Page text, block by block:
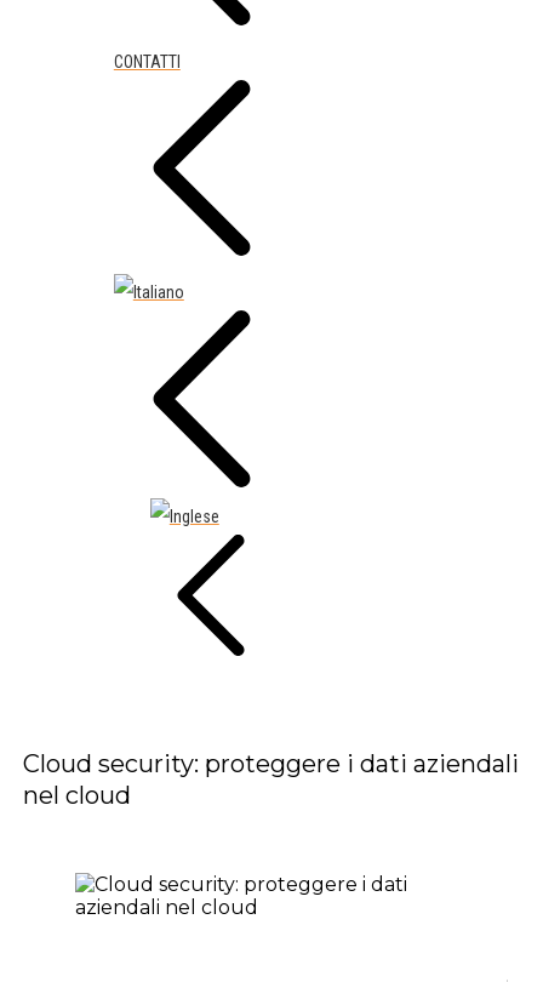
CONTATTI
Cloud security: proteggere i dati aziendali
nel cloud